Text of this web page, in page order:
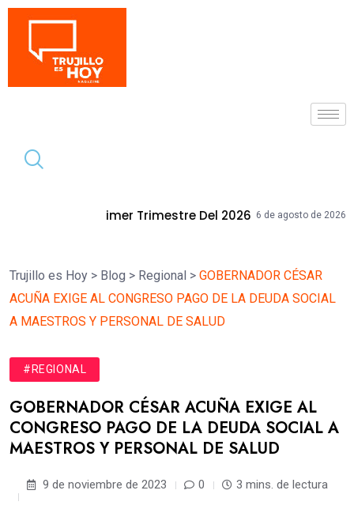
Del 2026 6 de agosto de 2026 Mallplaza
Trujillo es Hoy > Blog > Regional > GOBERNADOR CÉSAR
ACUÑA EXIGE AL CONGRESO PAGO DE LA DEUDA SOCIAL
A MAESTROS Y PERSONAL DE SALUD
#REGIONAL
GOBERNADOR CÉSAR ACUÑA EXIGE AL
CONGRESO PAGO DE LA DEUDA SOCIAL A
MAESTROS Y PERSONAL DE SALUD
9 de noviembre de 2023 0 3 mins. de lectura